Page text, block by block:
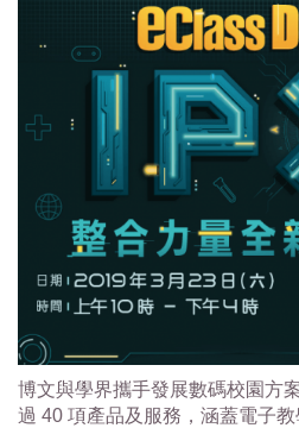
博文與學界攜手發展數碼校園方
過 40 項產品及服務，涵蓋電子